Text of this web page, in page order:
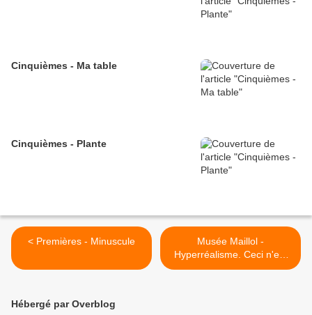
Cinquièmes - Ma table
Cinquièmes - Plante
< Premières - Minuscule
Musée Maillol -
Hyperréalisme. Ceci n'est
pas mon corps >
Hébergé par Overblog